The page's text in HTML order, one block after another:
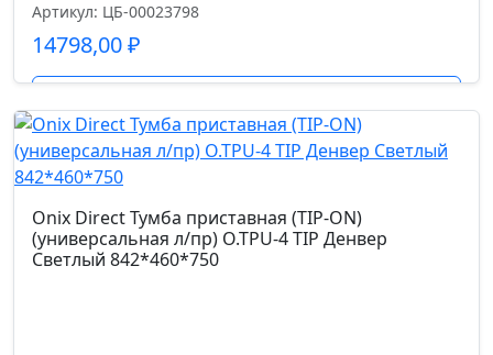
Артикул: ЦБ-00023798
14798,00₽
Onix Direct Тумба приставная (TIP-ON)
(универсальная л/пр) O.TPU-4 TIP Денвер
Светлый 842*460*750